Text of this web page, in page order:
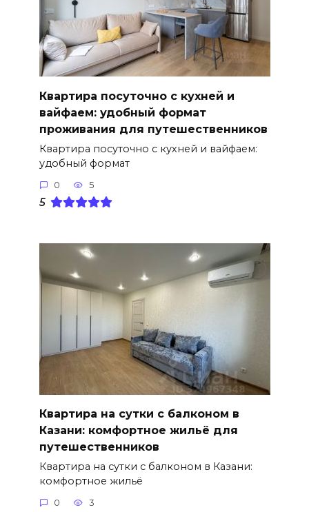
Квартира посуточно с кухней и
вайфаем: удобный формат
проживания для путешественников
Квартира посуточно с кухней и вайфаем:
удобный формат
0 5
5
Квартира на сутки с балконом в
Казани: комфортное жильё для
путешественников
Квартира на сутки с балконом в Казани:
комфортное жильё
0 3